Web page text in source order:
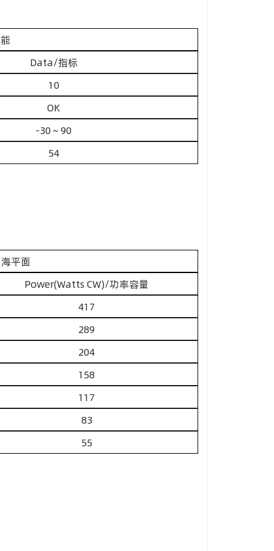
Data/指标
10
OK
-30～90
54
平面
Power(Watts CW)/功率容量
417
289
204
158
117
83
55